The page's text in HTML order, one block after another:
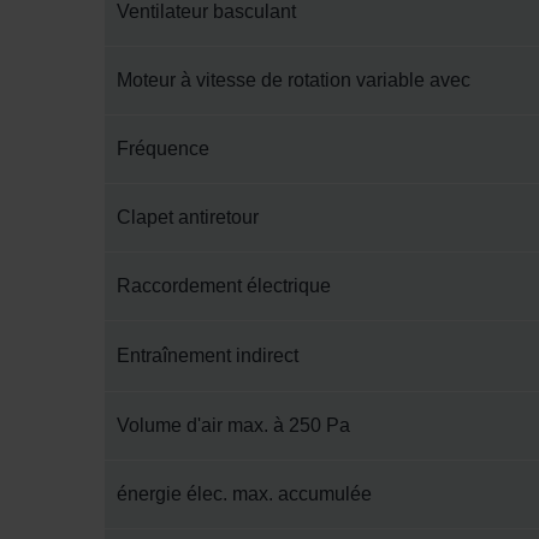
Ventilateur basculant
Moteur à vitesse de rotation variable avec
Fréquence
Clapet antiretour
Raccordement électrique
Entraînement indirect
Volume d'air max. à 250 Pa
énergie élec. max. accumulée